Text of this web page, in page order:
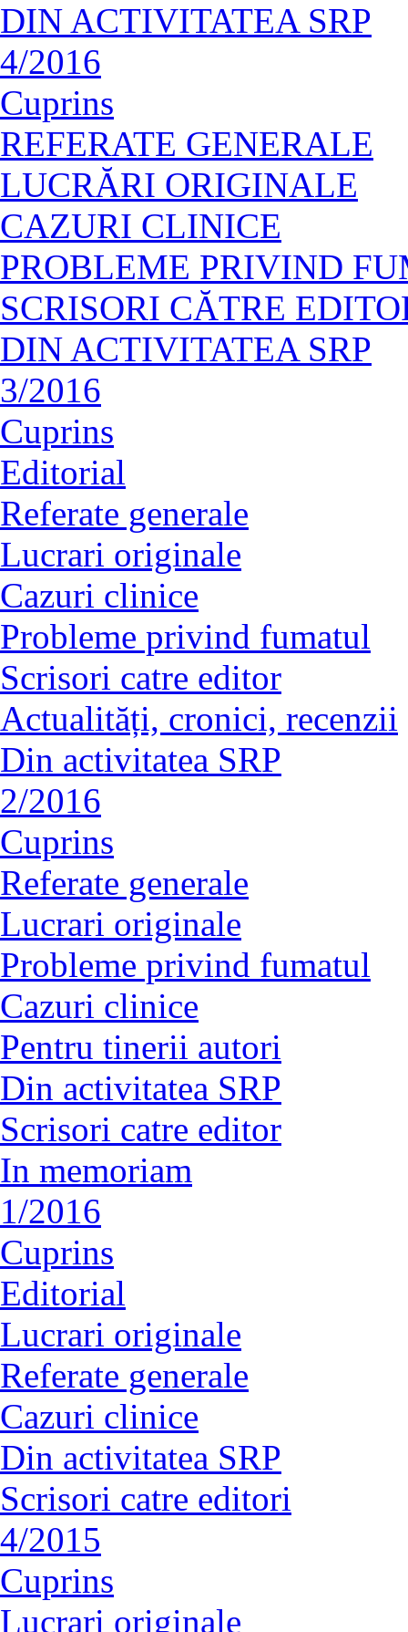
DIN ACTIVITATEA SRP
4/2016
Cuprins
REFERATE GENERALE
LUCRĂRI ORIGINALE
CAZURI CLINICE
PROBLEME PRIVIND
SCRISORI CĂTRE
DIN ACTIVITATEA SRP
3/2016
Cuprins
Editorial
Referate generale
Lucrari originale
Cazuri clinice
Probleme privind fumatul
Scrisori catre editor
Actualități, cronici, recenzii
Din activitatea SRP
2/2016
Cuprins
Referate generale
Lucrari originale
Probleme privind fumatul
Cazuri clinice
Pentru tinerii autori
Din activitatea SRP
Scrisori catre editor
In memoriam
1/2016
Cuprins
Editorial
Lucrari originale
Referate generale
Cazuri clinice
Din activitatea SRP
Scrisori catre editori
4/2015
Cuprins
Lucrari originale